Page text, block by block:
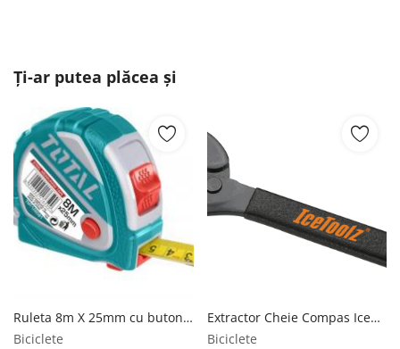
Ți-ar putea plăcea și
Ruleta 8m X 25mm cu buton 3 functii Total
Biciclete
Extractor Cheie Compas IceToolz
Biciclete